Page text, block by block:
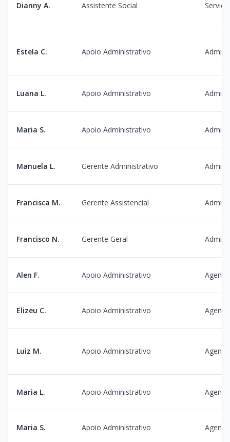
Dianny A. Assistente Social
Estela C. Apoio Administrativo
Luana L. Apoio Administrativo
Maria S. Apoio Administrativo
Manuela L. Gerente Administrativo
Francisca M. Gerente Assistencial
Francisco N. Gerente Geral
Alen F. Apoio Administrativo
Elizeu C. Apoio Administrativo
Luiz M. Apoio Administrativo
Maria L. Apoio Administrativo
Maria S. Apoio Administrativo